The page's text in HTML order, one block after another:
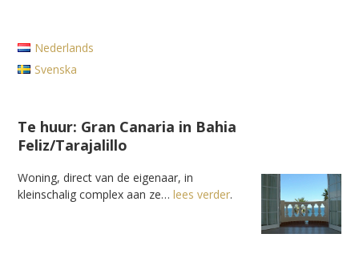
Nederlands
Svenska
Te huur: Gran Canaria in Bahia
Feliz/Tarajalillo
Woning, direct van de eigenaar, in
kleinschalig complex aan ze…lees verder.